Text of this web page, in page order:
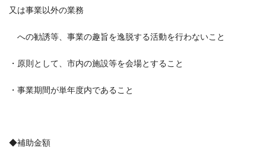
又は事業以外の業務
への勧誘等、事業の趣旨を逸脱する活動を行わないこと
・原則として、市内の施設等を会場とすること
・事業期間が単年度内であること
◆補助金額